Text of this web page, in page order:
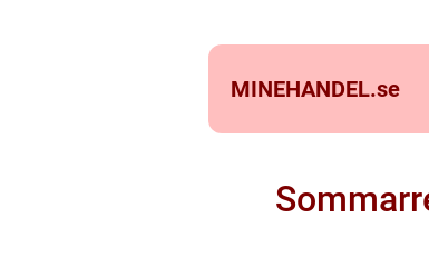
MINEHANDEL.se